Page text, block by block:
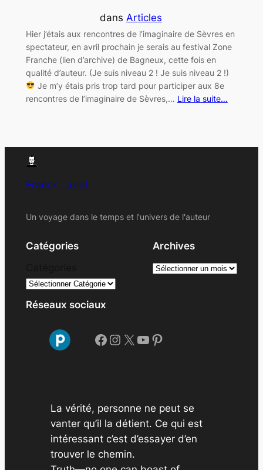
dans Articles
Hier j’étais aux rencontres de l’imaginaire de Sèvres en
spectateur, en avril prochain je serais au festival Zone
Franche (lien d’archive) de Bagneux, cette fois en
qualité d’auteur. (Je suis niveau 2 ! Je suis niveau 2 !)
Je m’y étais pris trop tard pour participer aux 8e
rencontres de l’imaginaire de Sèvres,… Lire la suite…
Franck Labat
Un voyage dans le temps et l'univers de l'auteur
Catégories
Archives
A
v
Réseaux sociaux
Facebook Instagram X YouTube Pinterest
La vérité, personne ne peut se
vanter qu’il la détient. Ce qui est
intéressant c’est d’essayer d’en
trouver le chemin.